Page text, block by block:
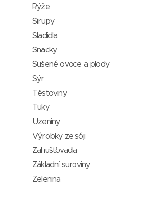
Rýže
Sirupy
Sladidla
Snacky
Sušené ovoce a plody
Sýr
Těstoviny
Tuky
Uzeniny
Výrobky ze sóji
Zahušťovadla
Základní suroviny
Zelenina